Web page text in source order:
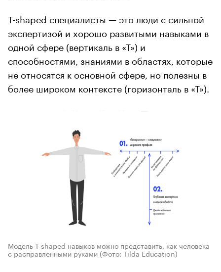
T-shaped специалисты — это люди с сильной
экспертизой и хорошо развитыми навыками в
одной сфере (вертикаль в «Т») и
способностями, знаниями в областях, которые
не относятся к основной сфере, но полезны в
более широком контексте (горизонталь в «Т»).
Модель T-shaped навыков можно представить, как человека
с расправленными руками (Фото: Tilda Education)